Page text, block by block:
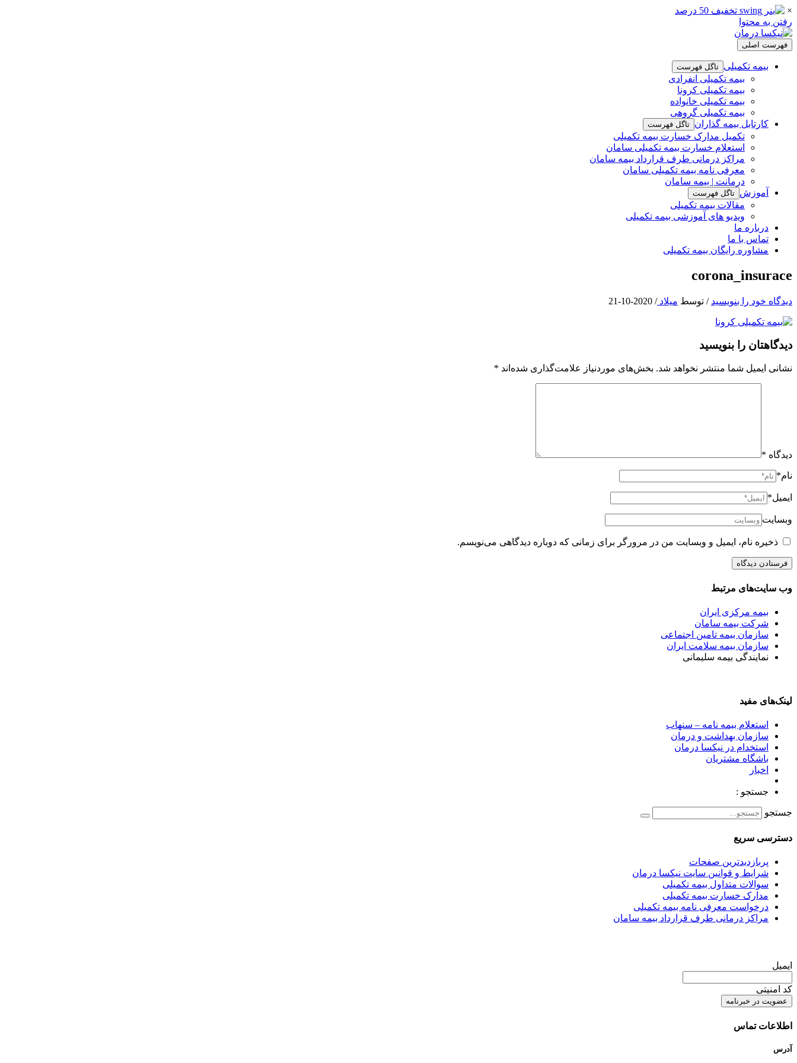
×
رفتن به محتوا
فهرست اصلی
بیمه تکمیلی تاگل فهرست
بیمه تکمیلی انفرادی
بیمه تکمیلی کرونا
بیمه تکمیلی خانواده
بیمه تکمیلی گروهی
کارتابل بیمه گذاران تاگل فهرست
تکمیل مدارک خسارت بیمه تکمیلی
استعلام خسارت بیمه تکمیلی سامان
مراکز درمانی طرف قرارداد بیمه سامان
معرفی نامه بیمه تکمیلی سامان
درمانت | بیمه سامان
آموزش تاگل فهرست
مقالات بیمه تکمیلی
ویدیو های آموزشی بیمه تکمیلی
درباره ما
تماس با ما
مشاوره رایگان بیمه تکمیلی
corona_insurace
دیدگاه‌ خود را بنویسید / توسط میلاد/
2020-10-21
دیدگاهتان را بنویسید
نشانی ایمیل شما منتشر نخواهد شد. بخش‌های موردنیاز علامت‌گذاری شده‌اند *
دیدگاه *
نام*
ایمیل*
وبسایت
ذخیره نام، ایمیل و وبسایت من در مرورگر برای زمانی که دوباره دیدگاهی می‌نویسم.
وب سایت‌های مرتبط
بیمه مرکزی ایران
شرکت بیمه سامان
سازمان بیمه تامین اجتماعی
سازمان بیمه سلامت ایران
نمایندگی بیمه سلیمانی
لینک‌های مفید
استعلام بیمه نامه – سنهاب
سازمان بهداشت و درمان
استخدام در نیکسا درمان
باشگاه مشتریان
اخبار
جستجو :
جستجو
دسترسی سریع
پربازدیدترین صفحات
شرایط و قوانین سایت نیکسا درمان
سوالات متداول بیمه تکمیلی
مدارک خسارت بیمه تکمیلی
درخواست معرفی نامه بیمه تکمیلی
مراکز درمانی طرف قرارداد بیمه سامان
ایمیل
کد امنیتی
اطلاعات تماس
آدرس